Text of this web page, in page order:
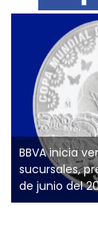
BBVA inicia
sucursales,
de junio del